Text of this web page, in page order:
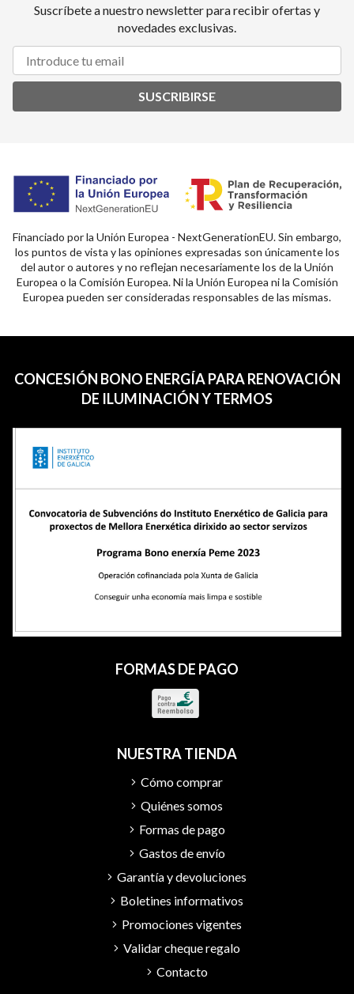
Suscríbete a nuestro newsletter para recibir ofertas y
novedades exclusivas.
SUSCRIBIRSE
Financiado por la Unión Europea - NextGenerationEU. Sin embargo,
los puntos de vista y las opiniones expresadas son únicamente los
del autor o autores y no reflejan necesariamente los de la Unión
Europea o la Comisión Europea. Ni la Unión Europea ni la Comisión
Europea pueden ser consideradas responsables de las mismas.
CONCESIÓN BONO ENERGÍA PARA RENOVACIÓN
DE ILUMINACIÓN Y TERMOS
FORMAS DE PAGO
NUESTRA TIENDA
Cómo comprar
Quiénes somos
Formas de pago
Gastos de envío
Garantía y devoluciones
Boletines informativos
Promociones vigentes
Validar cheque regalo
Contacto